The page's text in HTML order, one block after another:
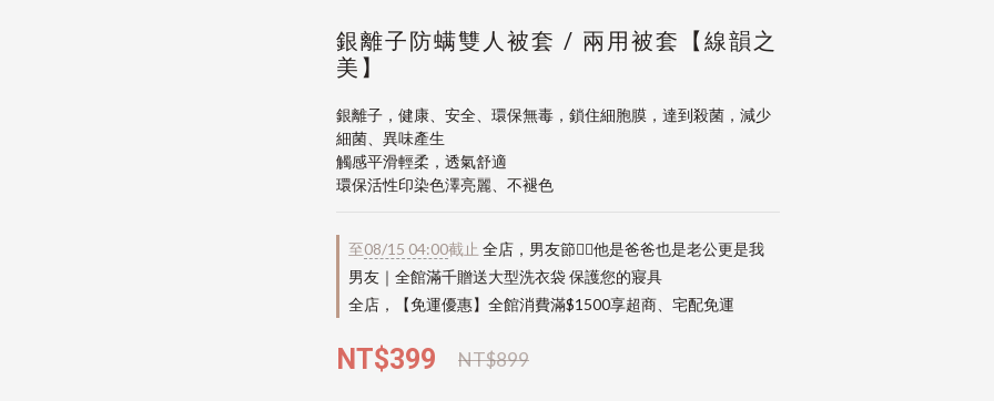
銀離子防螨雙人被套 / 兩用被套【線韻之
美】
銀離子，健康、安全、環保無毒，鎖住細胞膜，達到殺菌，減少
細菌、異味產生
觸感平滑輕柔，透氣舒適
環保活性印染色澤亮麗、不褪色
至08/15 04:00截止 全店，男友節👱‍♂️他是爸爸也是老公更是我
男友｜全館滿千贈送大型洗衣袋 保護您的寢具
全店，【免運優惠】全館消費滿$1500享超商、宅配免運
NT$899
NT$399